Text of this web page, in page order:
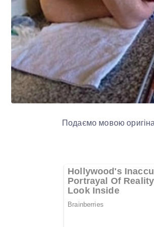
Подаємо мовою